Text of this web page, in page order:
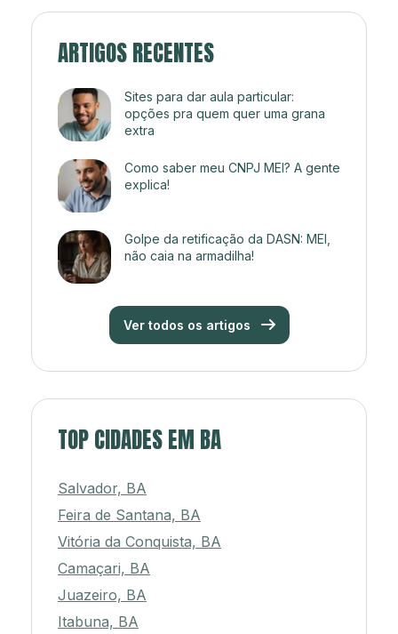
ARTIGOS RECENTES
Sites para dar aula particular:
opções pra quem quer uma grana
extra
Como saber meu CNPJ MEI? A gente
explica!
Golpe da retificação da DASN: MEI,
não caia na armadilha!
Ver todos os artigos
TOP CIDADES EM BA
Salvador, BA
Feira de Santana, BA
Vitória da Conquista, BA
Camaçari, BA
Juazeiro, BA
Itabuna, BA